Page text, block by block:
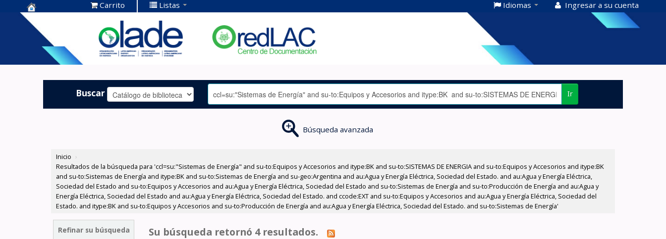
Centro de
Documentación
OLADE -
Carrito Listas Idiomas Ingresar a su cuenta
Buscar Ir
Búsqueda avanzada
Inicio ›
Resultados de la búsqueda para 'ccl=su:"Sistemas de Energía" and su-to:Equipos y Accesorios and itype:BK and su-to:SISTEMAS DE ENERGIA and su-to:Equipos y Accesorios and itype:BK
and su-to:Sistemas de Energía and itype:BK and su-to:Sistemas de Energía and su-geo:Argentina and au:Agua y Energía Eléctrica, Sociedad del Estado. and au:Agua y Energía Eléctrica,
Sociedad del Estado and su-to:Equipos y Accesorios and au:Agua y Energía Eléctrica, Sociedad del Estado and su-to:Sistemas de Energía and su-to:Producción de Energía and au:Agua y
Energía Eléctrica, Sociedad del Estado and au:Agua y Energía Eléctrica, Sociedad del Estado. and ccode:EXT and su-to:Equipos y Accesorios and au:Agua y Energía Eléctrica, Sociedad del
Estado. and itype:BK and su-to:Equipos y Accesorios and su-to:Producción de Energía and au:Agua y Energía Eléctrica, Sociedad del Estado. and su-to:Sistemas de Energía'
Refinar su búsqueda Su búsqueda retornó 4 resultados.